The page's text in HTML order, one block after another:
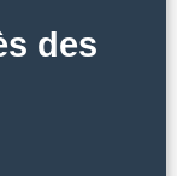
des